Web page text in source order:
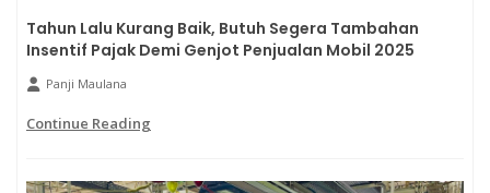
Tahun Lalu Kurang Baik, Butuh Segera Tambahan
Insentif Pajak Demi Genjot Penjualan Mobil 2025
Panji Maulana
Continue Reading